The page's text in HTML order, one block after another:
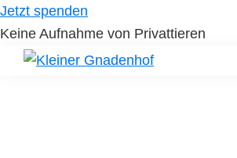
Skip
to
primary
Skip
to
main
Jetzt spenden
Keine Aufnahme von Privattieren